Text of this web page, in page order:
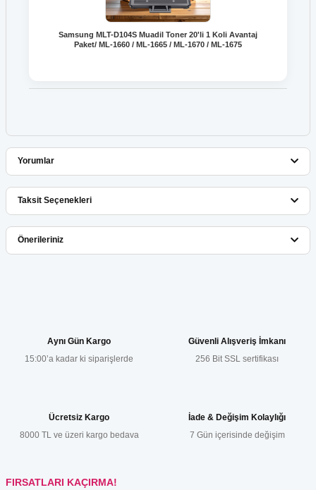
Samsung MLT-D104S Muadil Toner 20'li 1 Koli Avantaj
Paket/ ML-1660 / ML-1665 / ML-1670 / ML-1675
Yorumlar
Bu ürüne ilk yorumu siz yapın!
Taksit Seçenekleri
Önerileriniz
Ürün resmi kalitesiz, bozuk veya görüntülenemiyor.
Ürün fiyatı diğer sitelerden daha pahalı.
Aynı Gün Kargo
15:00’a kadar ki siparişlerde
Güvenli Alışveriş İmkanı
256 Bit SSL sertifikası
Ücretsiz Kargo
8000 TL ve üzeri kargo bedava
İade & Değişim Kolaylığı
7 Gün içerisinde değişim
FIRSATLARI KAÇIRMA!